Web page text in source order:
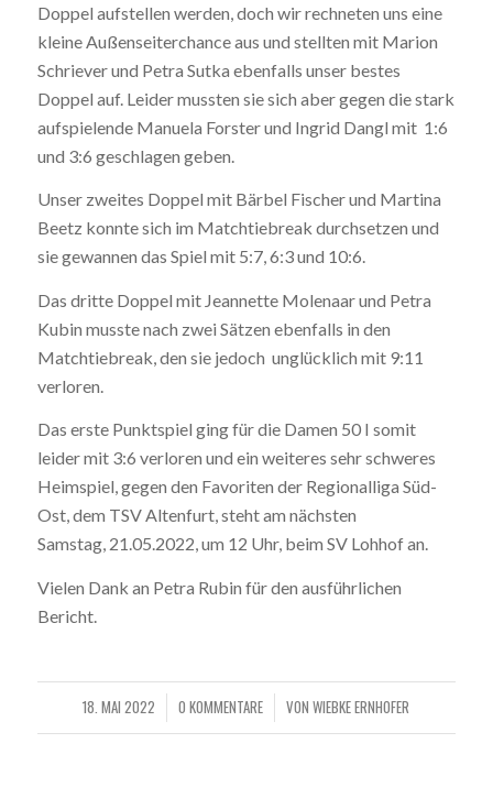
Doppel aufstellen werden, doch wir rechneten uns eine
kleine Außenseiterchance aus und stellten mit Marion
Schriever und Petra Sutka ebenfalls unser bestes
Doppel auf. Leider mussten sie sich aber gegen die stark
aufspielende Manuela Forster und Ingrid Dangl mit 1:6
und 3:6 geschlagen geben.
Unser zweites Doppel mit Bärbel Fischerund Martina
Beetz konnte sich im Matchtiebreak durchsetzen und
sie gewannen das Spiel mit 5:7, 6:3 und 10:6.
Das dritte Doppel mit Jeannette Molenaarund Petra
Kubin musste nach zwei Sätzen ebenfalls in den
Matchtiebreak, den sie jedoch unglücklich mit 9:11
verloren.
Das erste Punktspiel ging für die Damen 50 I somit
leidermit 3:6 verloren und ein weiteres sehr schweres
Heimspiel, gegen den Favoriten der Regionalliga Süd-
Ost, dem TSV Altenfurt,steht am nächsten
Samstag, 21.05.2022, um 12 Uhr, beim SV Lohhof an.
Vielen Dank an Petra Rubin für den ausführlichen
Bericht.
18. MAI 2022 0 KOMMENTARE
/ VONWIEBKE ERNHOFER